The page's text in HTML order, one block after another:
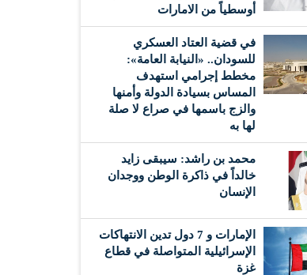
أوسطياً من الامارات
في قضية العتاد العسكري
للسودان.. «النيابة العامة»:
مخطط إجرامي استهدف
المساس بسيادة الدولة وأمنها
والزج باسمها في صراع لا صلة
لها به
محمد بن راشد: سيبقى زايد
خالداً في ذاكرة الوطن ووجدان
الإنسان
الإمارات و 7 دول تدين الانتهاكات
الإسرائيلية المتواصلة في قطاع
غزة